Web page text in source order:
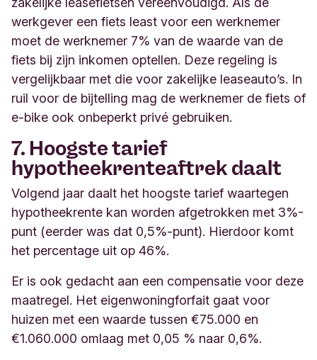
werkgever een fiets least voor een werknemer
moet de werknemer 7% van de waarde van de
fiets bij zijn inkomen optellen. Deze regeling is
vergelijkbaar met die voor zakelijke leaseauto’s. In
ruil voor de bijtelling mag de werknemer de fiets of
e-bike ook onbeperkt privé gebruiken.
7. Hoogste tarief
hypotheekrenteaftrek daalt
Volgend jaar daalt het hoogste tarief waartegen
hypotheekrente kan worden afgetrokken met 3%-
punt (eerder was dat 0,5%-punt). Hierdoor komt
het percentage uit op 46%.
Er is ook gedacht aan een compensatie voor deze
maatregel. Het eigenwoningforfait gaat voor
huizen met een waarde tussen €75.000 en
€1.060.000 omlaag met 0,05 % naar 0,6%.